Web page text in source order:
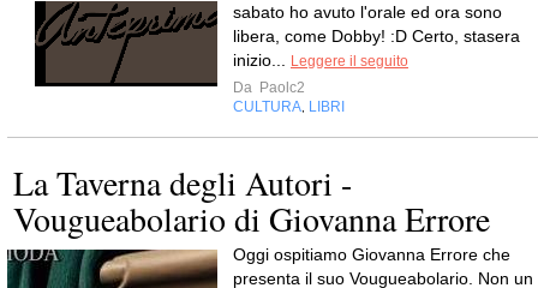
sabato ho avuto l'orale ed ora sono
libera, come Dobby! :D Certo, stasera
inizio...
Leggere il seguito
Da Paolc2
CULTURA LIBRI
La Taverna degli Autori -
Vougueabolario di Giovanna Errore
Oggi ospitiamo Giovanna Errore che
presenta il suo Vougueabolario. Non un